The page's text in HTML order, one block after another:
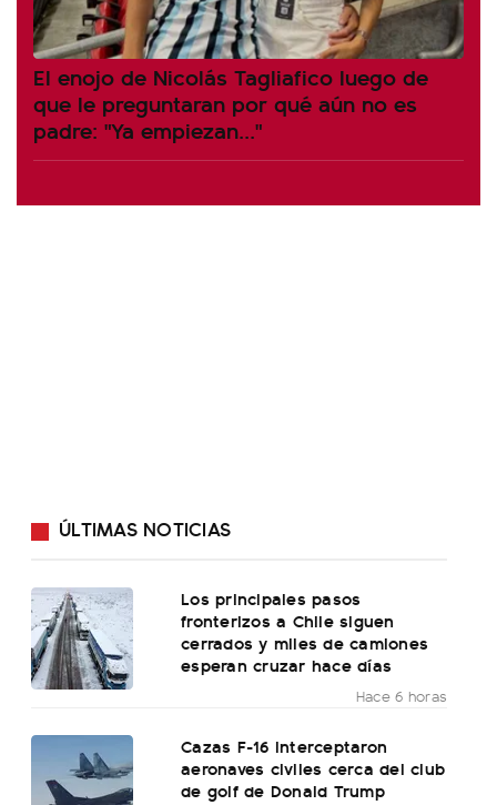
El enojo de Nicolás Tagliafico luego de
que le preguntaran por qué aún no es
padre: "Ya empiezan..."
ÚLTIMAS NOTICIAS
Los principales pasos
fronterizos a Chile siguen
cerrados y miles de camiones
esperan cruzar hace días
Hace 6 horas
Cazas F-16 interceptaron
aeronaves civiles cerca del club
de golf de Donald Trump